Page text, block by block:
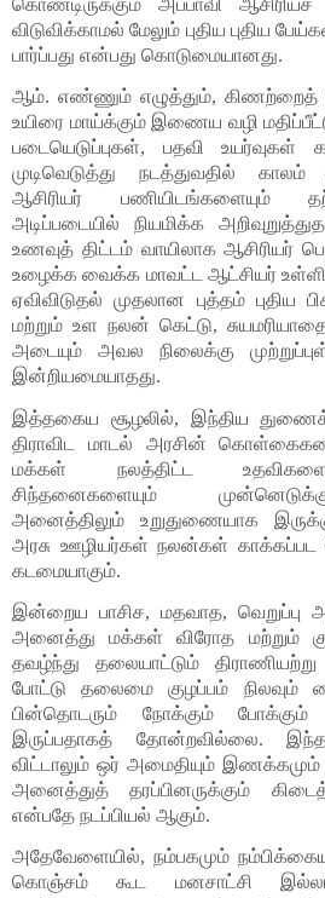
கொண்டிருக்கும் அப்பாவி ஆசிரியச்
விடுவிக்காமல் மேலும் புதிய புதிய
பார்ப்பது என்பது கொடுமையானது.
ஆம். எண்ணும் எழுத்தும், கிணற்றைத்
உயிரை மாய்க்கும் இணைய வழி
படையெடுப்புகள், பதவி
முடிவெடுத்து நடத்துவதில்
ஆசிரியர் பணியிடங்களையும்
அடிப்படையில் நியமிக்க
உணவுத் திட்டம் வாயிலாக ஆசிரியர்
உழைக்க வைக்க மாவட்ட ஆட்சியர்
ஏவிவிடுதல் முதலான புத்தம் புதிய
மற்றும் உள நலன் கெட்டு,
அடையும் அவல நிலைக்கு
இன்றியமையாதது.
இத்தகைய சூழலில், இந்திய
திராவிட மாடல் அரசின்
மக்கள் நலத்திட்ட
சிந்தனைகளையும்
அனைத்திலும் உறுதுணையாக
அரசு ஊழியர்கள் நலன்கள் காக்கப்பட
கடமையாகும்.
இன்றைய பாசிச, மதவாத, வெறுப்பு
அனைத்து மக்கள் விரோத மற்றும்
தவழ்ந்து தலையாட்டும் திராணியற்று
போட்டு தலைமை குழப்பம் நிலவும்
பின்தொடரும் நோக்கும் போக்கும்
இருப்பதாகத் தோன்றவில்லை.
விட்டாலும் ஒர் அமைதியும் இணக்கமும்
அனைத்துத் தரப்பினருக்கும்
என்பதே நடப்பியல் ஆகும்.
அதேவேளையில், நம்பகமும்
கொஞ்சம் கூட மனசாட்சி